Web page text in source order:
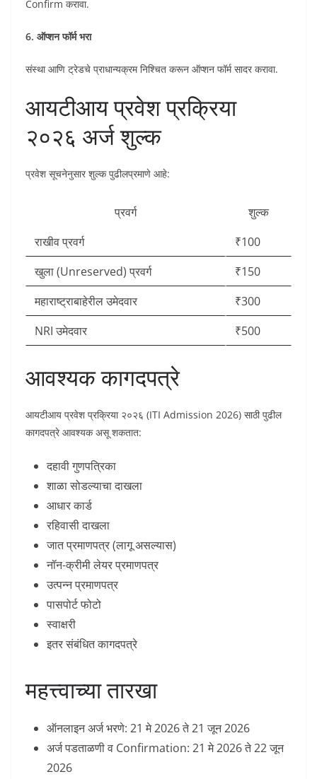
Confirm करावा.
6. ऑप्शन फॉर्म भरा
संस्था आणि ट्रेडचे प्राधान्यक्रम निश्चित करून ऑप्शन फॉर्म सादर करावा.
आयटीआय प्रवेश प्रक्रिया
२०२६ अर्ज शुल्क
प्रवेश सूचनेनुसार शुल्क पुढीलप्रमाणे आहे:
प्रवर्ग
शुल्क
राखीव प्रवर्ग
₹100
खुला (Unreserved) प्रवर्ग
₹150
महाराष्ट्राबाहेरील उमेदवार
₹300
NRI उमेदवार
₹500
आवश्यक कागदपत्रे
आयटीआय प्रवेश प्रक्रिया २०२६ (ITI Admission 2026) साठी पुढील
कागदपत्रे आवश्यक असू शकतात:
दहावी गुणपत्रिका
शाळा सोडल्याचा दाखला
आधार कार्ड
रहिवासी दाखला
जात प्रमाणपत्र (लागू असल्यास)
नॉन-क्रीमी लेयर प्रमाणपत्र
उत्पन्न प्रमाणपत्र
पासपोर्ट फोटो
स्वाक्षरी
इतर संबंधित कागदपत्रे
महत्त्वाच्या तारखा
ऑनलाइन अर्ज भरणे: 21 मे 2026 ते 21 जून 2026
अर्ज पडताळणी व Confirmation: 21 मे 2026 ते 22 जून
2026